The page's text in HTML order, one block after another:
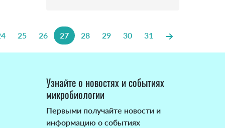
25 26 27 28 29 30 31
Узнайте о новостях и событиях
микробиологии
Первыми получайте новости и
информацию о событиях